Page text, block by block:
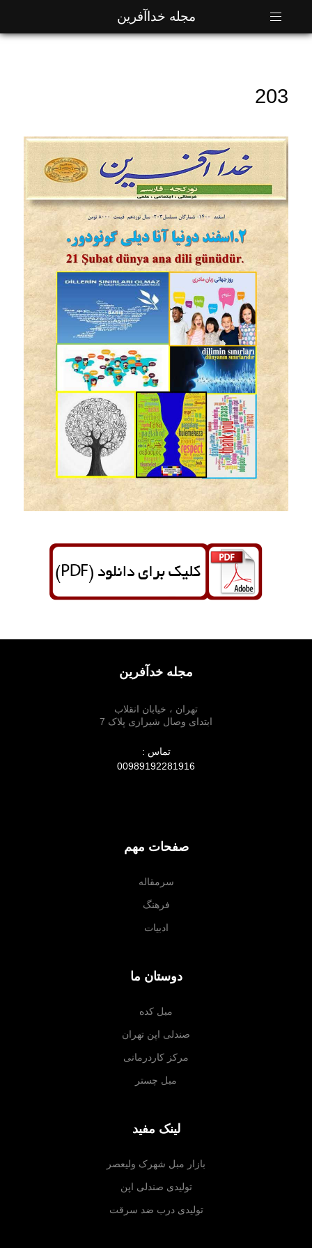
مجله خداآفرین
203
مجله خدآفرین
تهران ، خیابان انقلاب
ابتدای وصال شیرازی پلاک 7
تماس :
00989192281916
صفحات مهم
سرمقاله
فرهنگ
ادبیات
دوستان ما
مبل کده
صندلی اپن تهران
مرکز کاردرمانی
مبل چستر
لینک مفید
بازار مبل شهرک ولیعصر
تولیدی صندلی اپن
تولیدی درب ضد سرقت